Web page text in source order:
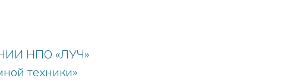
НИИ НПО «ЛУЧ»
техники»